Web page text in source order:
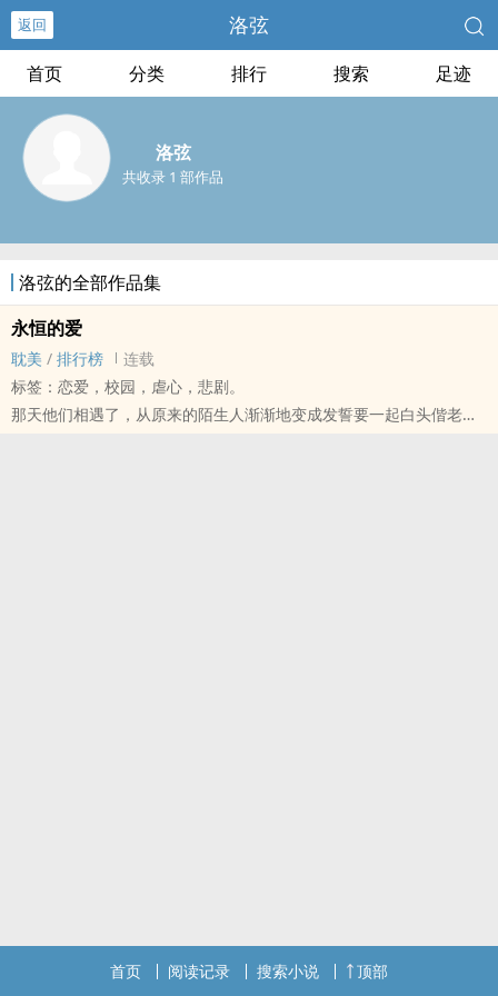
返回 洛弦
首页 分类 排行 搜索 足迹
洛弦
共收录 1 部作品
洛弦的全部作品集
永恒的爱
‎‌耽‍‌‌美‌‎ / 排行榜
连载
标签：恋爱，校园，虐心，悲剧。
那天他们相遇了，从原来的陌生人渐渐地变成发誓要一起白头偕老的
首页 阅读记录 搜索小说 顶部